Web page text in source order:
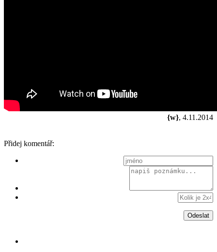
{w}, 4.11.2014
Přidej komentář: